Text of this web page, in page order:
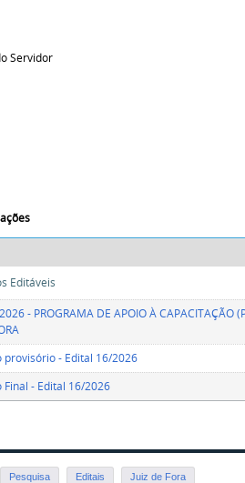
Servidor
Editáveis
- PROGRAMA DE APOIO À CAPACITAÇÃO
provisório - Edital 16/2026
Final - Edital 16/2026
Pesquisa Editais Juiz de Fora